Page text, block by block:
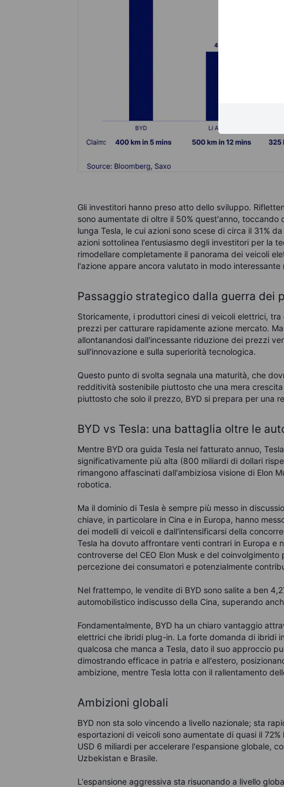
Gli investitori hanno preso atto dello sviluppo.
sono aumentate di oltre il 50% quest'anno,
lunga Tesla, le cui azioni sono scese di circa il 31%
azioni sottolinea l'entusiasmo degli investitori per la
rimodellare completamente il panorama dei veicoli
l'azione appare ancora valutato in modo
Passaggio strategico dalla guerra dei
Storicamente, i produttori cinesi di veicoli elettrici,
prezzi per catturare rapidamente azione mercato.
allontanandosi dall'incessante riduzione dei prezzi
sull'innovazione e sulla superiorità tecnologica.
Questo punto di svolta segnala una maturità, che
redditività sostenibile piuttosto che una mera
piuttosto che solo il prezzo, BYD si prepara per una
BYD vs Tesla: una battaglia oltre le
Mentre BYD ora guida Tesla nel fatturato annuo,
significativamente più alta (800 miliardi di dollari
rimangono affascinati dall'ambiziosa visione di Elon
robotica.
Ma il dominio di Tesla è sempre più messo in
chiave, in particolare in Cina e in Europa, hanno
dei modelli di veicoli e dall'intensificarsi della
Tesla ha dovuto affrontare venti contrari in Europa e
controverse del CEO Elon Musk e del
percezione dei consumatori e potenzialmente
Nel frattempo, le vendite di BYD sono salite a ben
automobilistico indiscusso della Cina, superando
Fondamentalmente, BYD ha un chiaro vantaggio
elettrici che ibridi plug-in. La forte domanda di ibridi
qualcosa che manca a Tesla, dato il suo approccio
dimostrando efficace in patria e all'estero,
ambizione, mentre Tesla lotta con il rallentamento
Ambizioni globali
BYD non sta solo vincendo a livello nazionale; sta
esportazioni di veicoli sono aumentate di quasi il
USD 6 miliardi per accelerare l'espansione globale,
Uzbekistan e Brasile.
L'espansione aggressiva sta risuonando a livello